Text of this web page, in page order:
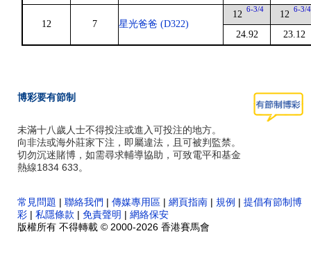
12 7 星光爸爸 (D322)
12 6-3/4
24.92
12 6-3/4
23.12
博彩要有節制
未滿十八歲人士不得投注或進入可投注的地方。
向非法或海外莊家下注，即屬違法，且可被判監禁。
切勿沉迷賭博，如需尋求輔導協助，可致電平和基金
熱線1834 633。
常見問題 | 聯絡我們 | 傳媒專用區 | 網頁指南 | 規例 | 提倡有節制博
彩 | 私隱條款 | 免責聲明 | 網絡保安
版權所有 不得轉載 © 2000-2026 香港賽馬會